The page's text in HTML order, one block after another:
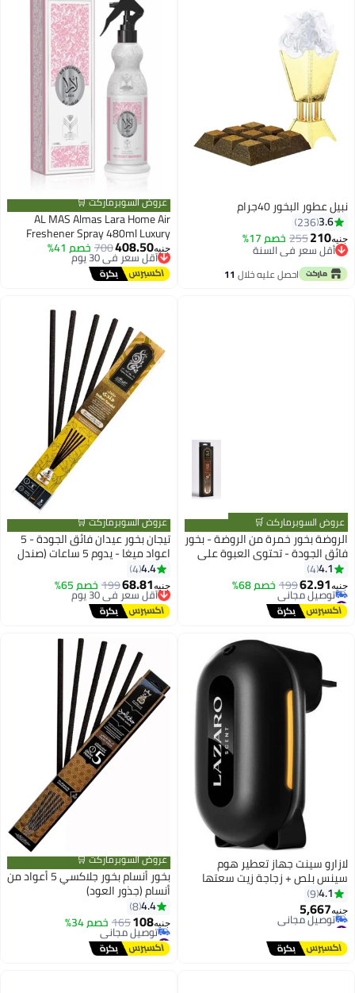
نبيل عطور البخور 40جرام
3.6
236
جنيه210
255 خصم 17%
أقل سعر في السنة
أقل سعر في السنة
احصل عليه خلال 11
عروض السوبرماركت 🛒
AL MAS Almas Lara Home Air
Freshener Spray 480ml Luxury
Room Freshener with Plum
Orange Blossom White Flowers
Vanilla Musk for Linens Fabric Car
جنيه408.50
700 خصم 41% أقل سعر في 30 يوم
توصيل مجاني
أقل سعر في 30 يوم
عروض السوبرماركت 🛒
الروضة بخور خمرة من الروضة - بخور
فائق الجودة - تحتوي العبوة علي
10 اعواد ميني - تعطير يدوم حتي
90 دقيقة
4.1
4
جنيه62.91
199 خصم 68%
#18 في بخور عطر منزلي
أقل سعر في 30 يوم
توصيل مجاني
عروض السوبرماركت 🛒
تيجان بخور عيدان فائق الجودة - 5
اعواد ميغا - يدوم 5 ساعات (صندل
هندي)
4.4
4
جنيه68.81
199 خصم 65% أقل سعر في 30 يوم
توصيل مجاني
أقل سعر في 30 يوم
لازارو سينت جهاز تعطير هوم
سينس بلص + زجاجة زيت سعتها
30مل4.1
9
جنيه5,667
#3 في رذاذات الزيوت
توصيل مجاني
#3 في رذاذات الزيوت
عروض السوبرماركت 🛒
بخور أنسام بخور جلاكسي 5 أعواد من
أنسام (جذور العود)
4.4
8
جنيه108
165 خصم 34%
#16 في بخور عطر منزلي
أقل سعر في 30 يوم
توصيل مجاني